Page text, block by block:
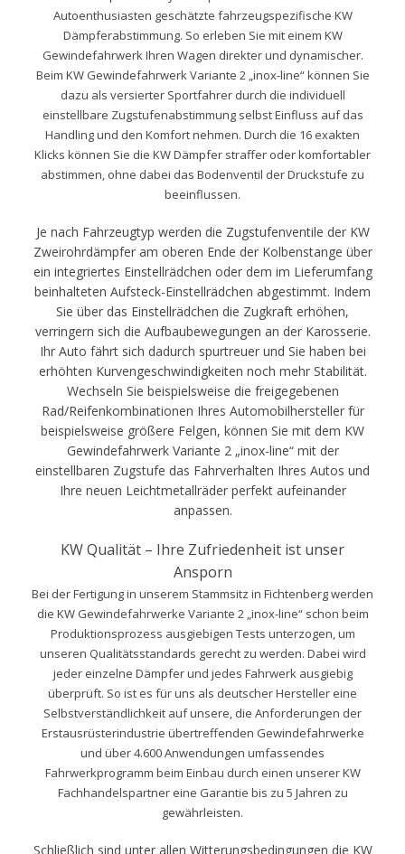
Autoenthusiasten geschätzte fahrzeugspezifische KW
Dämpferabstimmung. So erleben Sie mit einem KW
Gewindefahrwerk Ihren Wagen direkter und dynamischer.
Beim KW Gewindefahrwerk Variante 2 „inox-line“ können Sie
dazu als versierter Sportfahrer durch die individuell
einstellbare Zugstufenabstimmung selbst Einfluss auf das
Handling und den Komfort nehmen. Durch die 16 exakten
Klicks können Sie die KW Dämpfer straffer oder komfortabler
abstimmen, ohne dabei das Bodenventil der Druckstufe zu
beeinflussen.
Je nach Fahrzeugtyp werden die Zugstufenventile der KW
Zweirohrdämpfer am oberen Ende der Kolbenstange über
ein integriertes Einstellrädchen oder dem im Lieferumfang
beinhalteten Aufsteck-Einstellrädchen abgestimmt. Indem
Sie über das Einstellrädchen die Zugkraft erhöhen,
verringern sich die Aufbaubewegungen an der Karosserie.
Ihr Auto fährt sich dadurch spurtreuer und Sie haben bei
erhöhten Kurvengeschwindigkeiten noch mehr Stabilität.
Wechseln Sie beispielsweise die freigegebenen
Rad/Reifenkombinationen Ihres Automobilhersteller für
beispielsweise größere Felgen, können Sie mit dem KW
Gewindefahrwerk Variante 2 „inox-line“ mit der
einstellbaren Zugstufe das Fahrverhalten Ihres Autos und
Ihre neuen Leichtmetallräder perfekt aufeinander
anpassen.
KW Qualität – Ihre Zufriedenheit ist unser
Ansporn
Bei der Fertigung in unserem Stammsitz in Fichtenberg werden
die KW Gewindefahrwerke Variante 2 „inox-line“ schon beim
Produktionsprozess ausgiebigen Tests unterzogen, um
unseren Qualitätsstandards gerecht zu werden. Dabei wird
jeder einzelne Dämpfer und jedes Fahrwerk ausgiebig
überprüft. So ist es für uns als deutscher Hersteller eine
Selbstverständlichkeit auf unsere, die Anforderungen der
Erstausrüsterindustrie übertreffenden Gewindefahrwerke
und über 4.600 Anwendungen umfassendes
Fahrwerkprogramm beim Einbau durch einen unserer KW
Fachhandelspartner eine Garantie bis zu 5 Jahren zu
gewährleisten.
Schließlich sind unter allen Witterungsbedingungen die KW